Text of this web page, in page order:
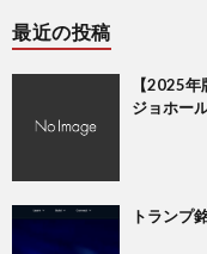
最近の投稿
【2025
ジョホー
トランプ